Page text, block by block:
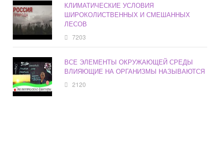
КЛИМАТИЧЕСКИЕ УСЛОВИЯ
ШИРОКОЛИСТВЕННЫХ И СМЕШАННЫХ
ЛЕСОВ
7203
ВСЕ ЭЛЕМЕНТЫ ОКРУЖАЮЩЕЙ СРЕДЫ
ВЛИЯЮЩИЕ НА ОРГАНИЗМЫ НАЗЫВАЮТСЯ
2120